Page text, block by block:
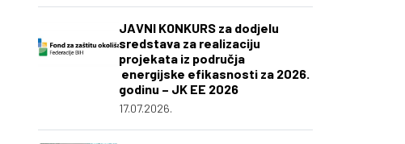
JAVNI KONKURS za dodjelu
sredstava za realizaciju
projekata iz područja
energijske efikasnosti za 2026.
godinu – JK EE 2026
17.07.2026.